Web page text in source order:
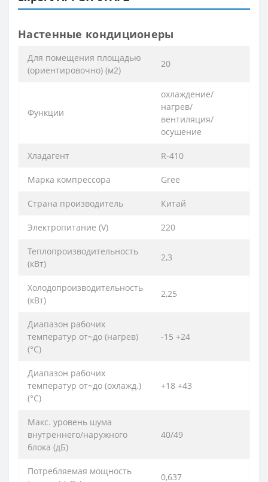
Настенные кондиционеры
Для помещения площадью
(ориентировочно) (м2)
20
Функции
охлаждение/
нагрев/
вентиляция/
осушение
Хладагент R-410
Марка компрессора Gree
Страна производитель Китай
Электропитание (V) 220
Теплопроизводительность
(кВт)
2,3
Холодопроизводительность
(кВт)
2,25
Диапазон рабочих
температур от~до (нагрев)
(°C)
-15 +24
Диапазон рабочих
температур от~до (охлажд.)
(°C)
+18 +43
Макс. уровень шума
внутреннего/наружного
блока (дБ)
40/49
Потребляемая мощность
0,637